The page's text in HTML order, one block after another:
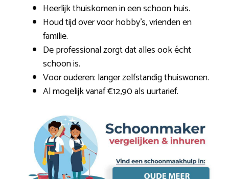
Heerlijk thuiskomen in een schoon huis.
Houd tijd over voor hobby’s, vrienden en
familie.
De professional zorgt dat alles ook écht
schoon is.
Voor ouderen: langer zelfstandig thuiswonen.
Al mogelijk vanaf €12,90 als uurtarief.